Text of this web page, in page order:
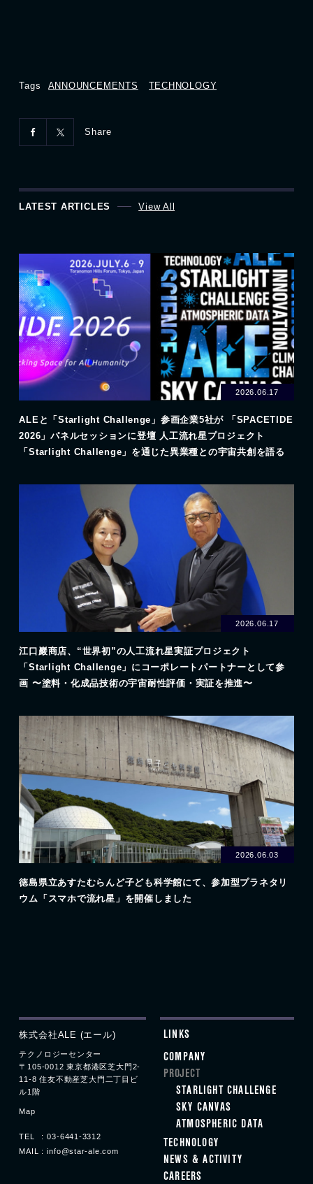
Tags ANNOUNCEMENTS TECHNOLOGY
Share
LATEST ARTICLES View All
2026.06.17
ALEと「Starlight Challenge」参画企業5社が 「SPACETIDE
2026」パネルセッションに登壇 人工流れ星プロジェクト
「Starlight Challenge」を通じた異業種との宇宙共創を語る
2026.06.17
江口巖商店、“世界初”の人工流れ星実証プロジェクト
「Starlight Challenge」にコーポレートパートナーとして参
画 〜塗料・化成品技術の宇宙耐性評価・実証を推進〜
2026.06.03
徳島県立あすたむらんど子ども科学館にて、参加型プラネタリ
ウム「スマホで流れ星」を開催しました
株式会社ALE (エール)
テクノロジーセンター
〒105-0012 東京都港区芝大門2-
11-8住友不動産芝大門 二丁目ビ
ル1階
Map
TEL
03-6441-3312
MAIL
info@star-ale.com
LINKS
COMPANY
PROJECT
STARLIGHT CHALLENGE
SKY CANVAS
ATMOSPHERIC DATA
TECHNOLOGY
NEWS & ACTIVITY
CAREERS